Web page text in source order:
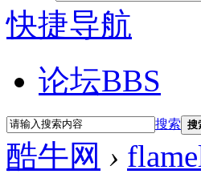
快捷导航
论坛BBS
搜索 搜
酷牛网 ›